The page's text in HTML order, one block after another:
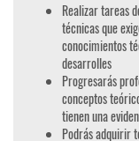
Realizar tareas
técnicas que
conocimientos
desarrolles
Progresarás
conceptos
tienen una
Podrás adquirir